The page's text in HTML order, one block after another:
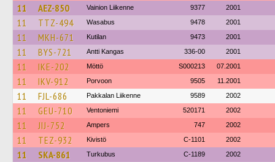
11 AEZ-850 Vainion Liikenne 9377 2001
11 TTZ-494 Wasabus 9478 2001
11 MKH-671 Kutilan 9473 2001
11 BYS-721 Antti Kangas 336-00 2001
11 IKE-202 Möttö S000213 07.2001
11 IKV-912 Porvoon 9505 11.2001
11 FJL-686 Pakkalan Liikenne 9589 2002
11 GEU-710 Ventoniemi 520171 2002
11 JIJ-752 Ampers 747 2002
11 TEZ-932 Kivistö C-1101 2002
11 SKA-861 Turkubus C-1189 2002